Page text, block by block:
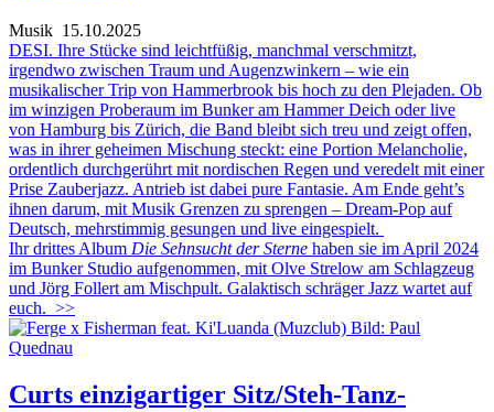
Musik 15.10.2025
DESI. Ihre Stücke sind leichtfüßig, manchmal verschmitzt,
irgendwo zwischen Traum und Augenzwinkern – wie ein
musikalischer Trip von Hammerbrook bis hoch zu den Plejaden. Ob
im winzigen Proberaum im Bunker am Hammer Deich oder live
von Hamburg bis Zürich, die Band bleibt sich treu und zeigt offen,
was in ihrer geheimen Mischung steckt: eine Portion Melancholie,
ordentlich durchgerührt mit nordischen Regen und veredelt mit einer
Prise Zauberjazz. Antrieb ist dabei pure Fantasie. Am Ende geht’s
ihnen darum, mit Musik Grenzen zu sprengen – Dream-Pop auf
Deutsch, mehrstimmig gesungen und live eingespielt.
Ihr drittes Album Die Sehnsucht der Sterne haben sie im April 2024
im Bunker Studio aufgenommen, mit Olve Strelow am Schlagzeug
und Jörg Follert am Mischpult. Galaktisch schräger Jazz wartet auf
euch. >>
Curts einzigartiger Sitz/Steh-Tanz-